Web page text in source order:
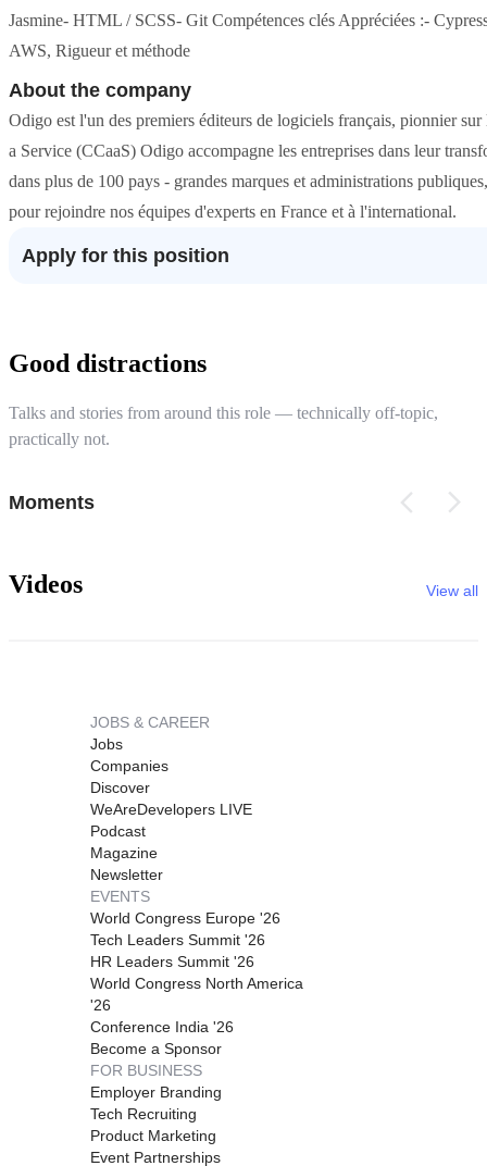
Jasmine- HTML / SCSS- Git Compétences clés Appréciées :-
AWS, Rigueur et méthode
About the company
Odigo est l'un des premiers éditeurs de logiciels français, pionnier
a Service (CCaaS) Odigo accompagne les entreprises dans leur
dans plus de 100 pays - grandes marques et administrations
pour rejoindre nos équipes d'experts en France et à l'international.
Apply for this position
Good distractions
Talks and stories from around this role — technically off-topic,
practically not.
Moments
Videos View all
JOBS & CAREER
Jobs
Companies
Discover
WeAreDevelopers LIVE
Podcast
Magazine
Newsletter
EVENTS
World Congress Europe '26
Tech Leaders Summit '26
HR Leaders Summit '26
World Congress North America
'26
Conference India '26
Become a Sponsor
FOR BUSINESS
Employer Branding
Tech Recruiting
Product Marketing
Event Partnerships